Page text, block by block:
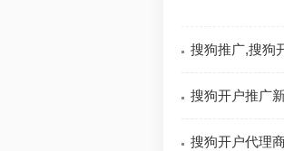
搜狗推广,搜狗
搜狗开户推广
搜狗开户代理